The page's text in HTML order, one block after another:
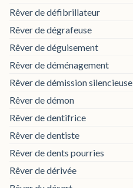
Rêver de défibrillateur
Rêver de dégrafeuse
Rêver de déguisement
Rêver de déménagement
Rêver de démission silencieuse
Rêver de démon
Rêver de dentifrice
Rêver de dentiste
Rêver de dents pourries
Rêver de dérivée